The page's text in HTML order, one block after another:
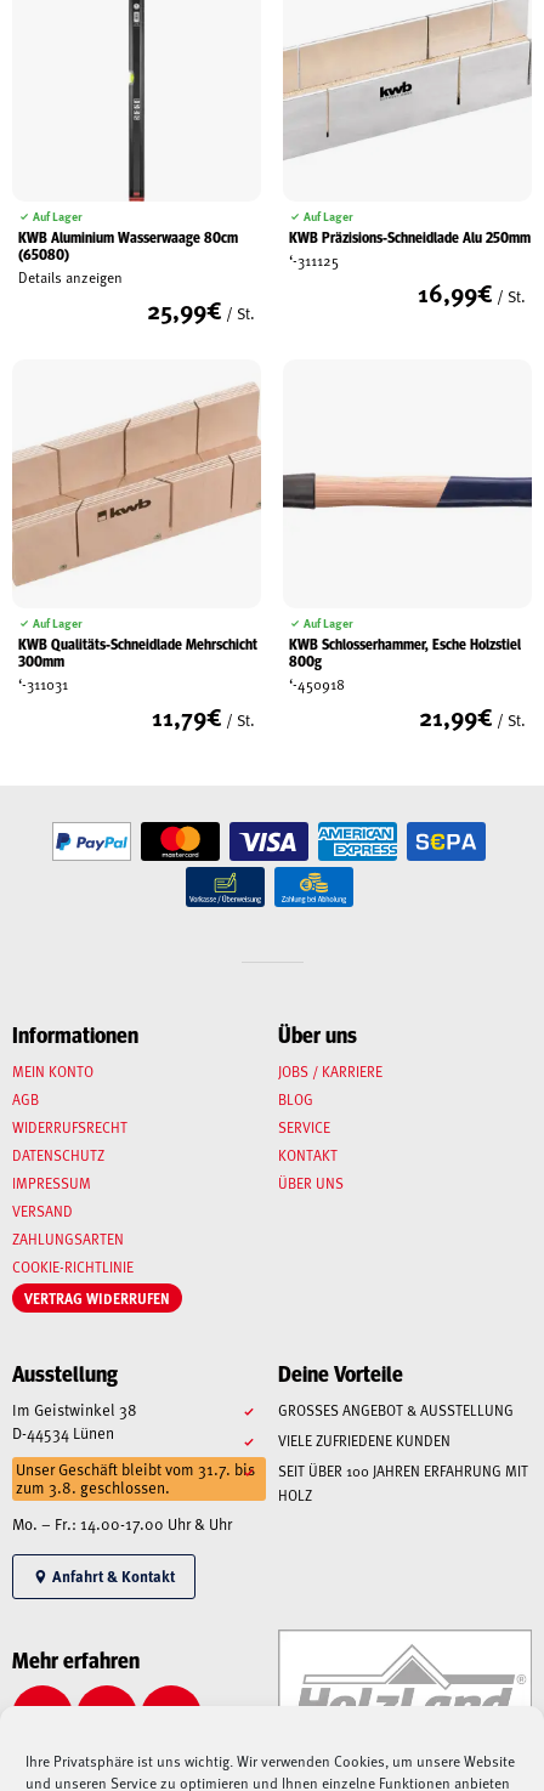
Ihre Privatsphäre ist uns wichtig. Wir verwenden Cookies, um unsere Website
und unseren Service zu optimieren und Ihnen einzelne Funktionen anbieten
Auf Lager
KWB Aluminium Wasserwaage 80cm
(65080)
Details anzeigen
25,99€ / St.
Auf Lager
KWB Präzisions-Schneidlade Alu 250mm
‘-311125
16,99€ / St.
Auf Lager
KWB Qualitäts-Schneidlade Mehrschicht
300mm
‘-311031
11,79€ / St.
Auf Lager
KWB Schlosserhammer, Esche Holzstiel
800g
‘-450918
21,99€ / St.
Informationen
MEIN KONTO
AGB
WIDERRUFSRECHT
DATENSCHUTZ
IMPRESSUM
VERSAND
ZAHLUNGSARTEN
COOKIE-RICHTLINIE
VERTRAG WIDERRUFEN
Über uns
JOBS / KARRIERE
BLOG
SERVICE
KONTAKT
ÜBER UNS
Ausstellung
Im Geistwinkel 38
D-44534 Lünen
Unser Geschäft bleibt vom 31.7. bis
zum 3.8. geschlossen.
Mo. – Fr.: 14.00-17.00 Uhr & Uhr
Anfahrt & Kontakt
Deine Vorteile
GROSSES ANGEBOT & AUSSTELLUNG
VIELE ZUFRIEDENE KUNDEN
SEIT ÜBER 100 JAHREN ERFAHRUNG MIT
HOLZ
Mehr erfahren